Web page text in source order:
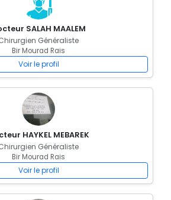
SALAH MAALEM
Généraliste
Bir Mourad Rais
Voir le profil
HAYKEL MEBAREK
Généraliste
Bir Mourad Rais
Voir le profil